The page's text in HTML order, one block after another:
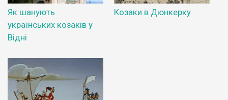
Як шанують
українських козаків у
Відні
Козаки в Дюнкерку